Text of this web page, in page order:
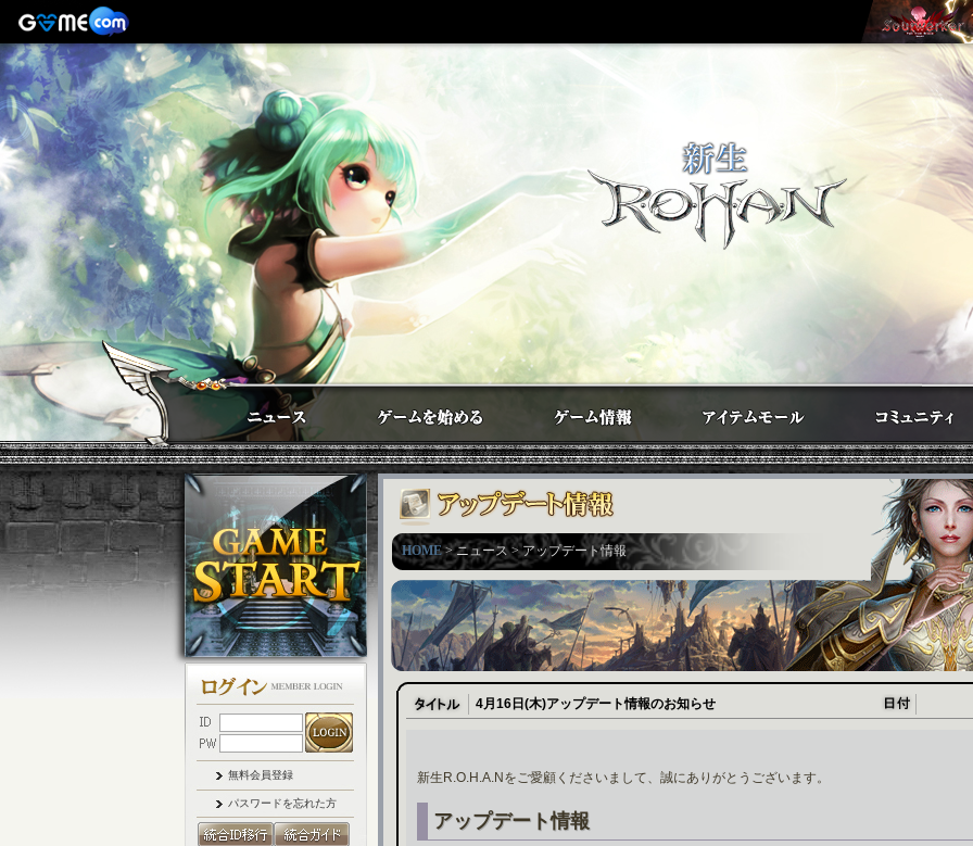
無料会員登録
パスワードを忘れた方
HOME> ニュース > アップデート情報
4月16日(木)アップデート情報のお知らせ
新生R.O.H.A.Nをご愛顧くださいまして、誠にありがとうございます。
アップデート情報